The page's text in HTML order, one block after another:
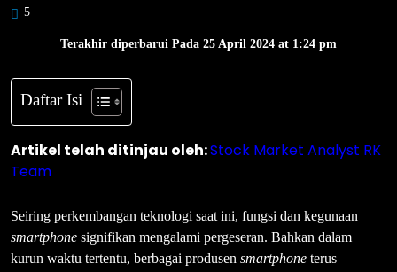
5
Terakhir diperbarui Pada 25 April 2024 at 1:24 pm
Daftar Isi
Artikel telah ditinjau oleh:Stock Market Analyst RK
Team
Seiring perkembangan teknologi saat ini, fungsi dan kegunaan
smartphone signifikan mengalami pergeseran. Bahkan dalam
kurun waktu tertentu, berbagai produsen smartphone terus